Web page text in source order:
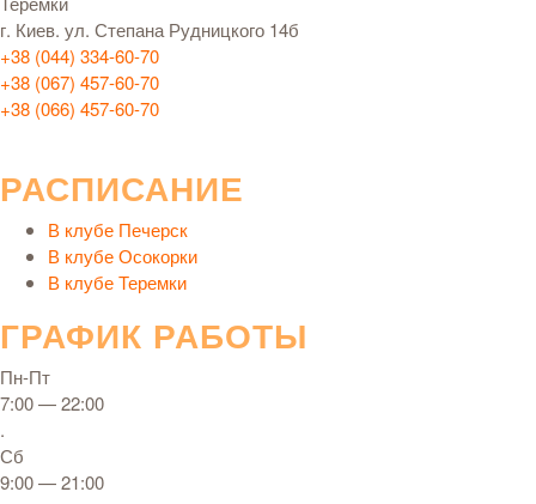
г. Киев. ул. Степана Рудницкого 14б
+38 (044) 334-60-70
+38 (067) 457-60-70
+38 (066) 457-60-70
РАСПИСАНИЕ
В клубе Печерск
В клубе Осокорки
В клубе Теремки
ГРАФИК РАБОТЫ
Пн-Пт
7:00 — 22:00
.
Сб
9:00 — 21:00